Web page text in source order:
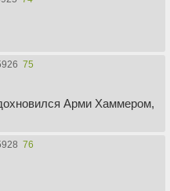
75
Арми Хаммером,
76